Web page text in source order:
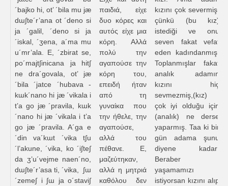
´bajko hi, ot’ ´bila mu jæ
dɯ∫te´r’ana ot ´deno si
ja ´galil, ´deno si ja
´iskal, ´ʒena, a´ma mu
u´mr’ala. E, ´zbirat se,
po´majt∫inicana ja hit∫
ne dra´govala, ot’ jæ
´bila ´jatce ´hubava -
kɯk´nano hi jæ ´vikala i
t’a go jæ ´pravila, kɯk
´nano hi jæ ´vikala i t’a
go jæ ´pravila. A´ga e
´din va´kɯt ´vika t∫u
´l’akune, ´vika, ko ´i∫te∫
da ʒ’u´vejme naen´no,
dɯ∫te´r’asa ti, ´vika, ∫ɯ
´zeme∫ i ∫ɯ ja o´stavi∫
παιδιά, είχε
δυο κόρες και
αυτός είχε μια
κόρη. Αλλά
πολύ την
αγαπούσε την
κόρη του,
επειδή ήταν
από τη
γυναίκα που
την ήθελε, την
αγαπούσε,
αλλά του
πέθανε. Ε,
μαζεύτηκαν,
αλλά η μητριά
καθόλου δεν
kızını çok severmiş,
çünkü (bu kız)
istediği ve onu
seven fakat vefat
eden kadındanmış.
Toplanmışlar fakat
analık adamın
kızını hiç
sevmezmiş,(kız)
çok iyi olduğu için
(analık) ne derse
yaparmış. Taa ki bir
gün adama şunu
diyene kadar:
Beraber
yaşamamızı
istiyorsan kızını alıp